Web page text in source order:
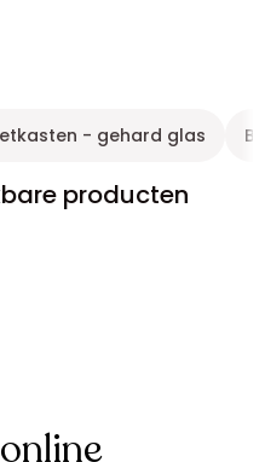
- gehard glas
producten